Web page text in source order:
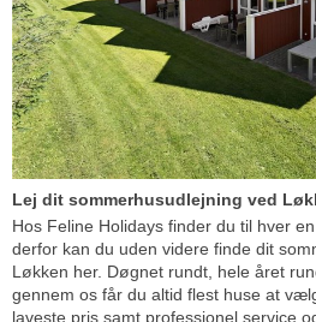
Lej dit sommerhusudlejning ved
Hos Feline Holidays finder du til hver
derfor kan du uden videre finde dit
Løkken her. Døgnet rundt, hele året
gennem os får du altid flest huse at
laveste pris samt professionel service